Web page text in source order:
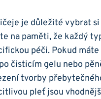
je⁢ důležité vybrat si
na paměti, že každý
péči. Pokud máte
čisticím gelu nebo
tvorby
pleť jsou